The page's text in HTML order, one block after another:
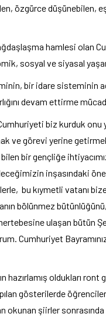
özgürce düşünebilen,
hamlesi olan
sosyal ve siyasal
bir idare sisteminin
devam ettirme
biz kurduk
ve görevi yerine
bir gençliğe
inşasındaki
bu kıymetli vatanı
bölünmez
ulaşan bütün
Cumhuriyet
hazırlamış oldukları
gösterilerde öğrenciler
okunan şiirler